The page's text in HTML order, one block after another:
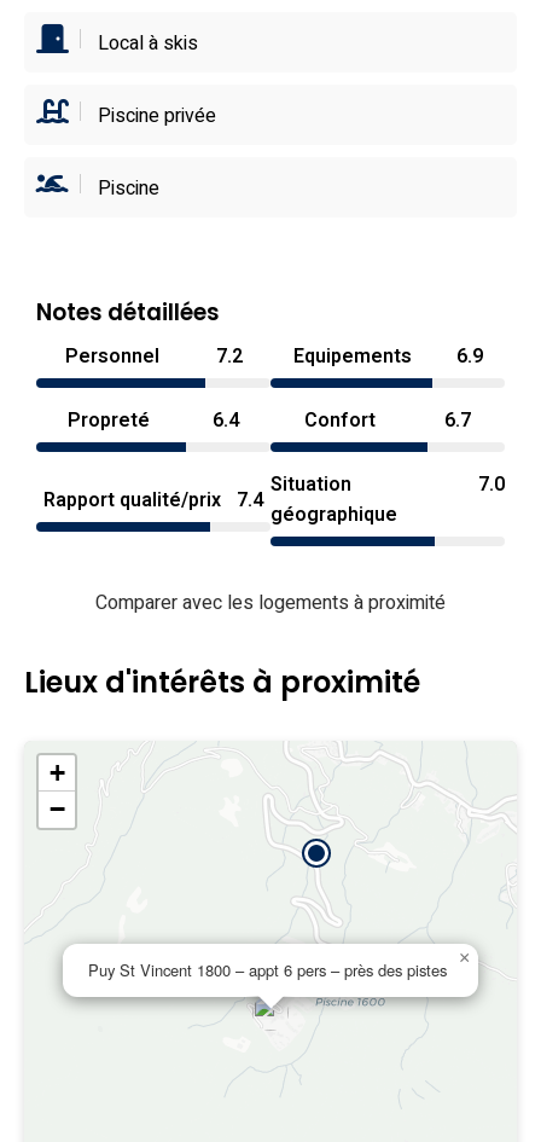
d’hiver.
Local à skis
Piscine privée
Piscine
Notes détaillées
Personnel 7.2 Equipements 6.9
Propreté 6.4 Confort 6.7
Rapport qualité/prix 7.4
Situation
géographique
7.0
Comparer avec les logements à proximité
Lieux d'intérêts à proximité
Puy St Vincent 1800 – appt 6 pers – près des pistes
×
+
−